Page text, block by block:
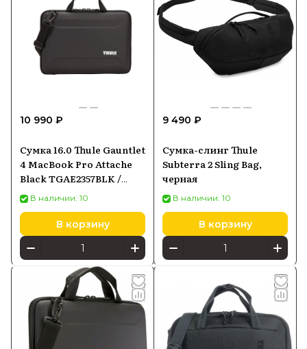
10 990 ₽
Сумка 16.0 Thule Gauntlet
4 MacBook Pro Attache
Black TGAE2357BLK /
3204936
В наличии: 10
В корзину
9 490 ₽
Сумка-слинг Thule
Subterra 2 Sling Bag,
черная
В наличии: 10
В корзину